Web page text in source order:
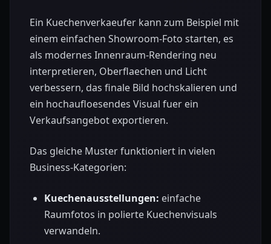
Ein Kuechenverkaeufer kann zum Beispiel mit
einem einfachen Showroom-Foto starten, es
als modernes Innenraum-Rendering neu
interpretieren, Oberflaechen und Licht
verbessern, das finale Bild hochskalieren und
ein hochaufloesendes Visual fuer ein
Verkaufsangebot exportieren.
Das gleiche Muster funktioniert in vielen
Business-Kategorien:
Kuechenausstellungen: einfache
Raumfotos in polierte Kuechenvisuals
verwandeln.